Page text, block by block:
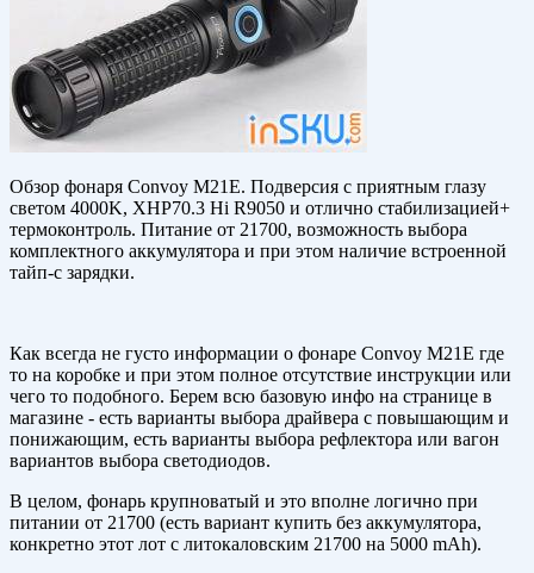
Обзор фонаря Convoy M21E. Подверсия с приятным глазу
светом 4000K, XHP70.3 Hi R9050 и отлично стабилизацией+
термоконтроль. Питание от 21700, возможность выбора
комплектного аккумулятора и при этом наличие встроенной
тайп-с зарядки.
Как всегда не густо информации о фонаре Convoy M21E где
то на коробке и при этом полное отсутствие инструкции или
чего то подобного. Берем всю базовую инфо на странице в
магазине - есть варианты выбора драйвера с повышающим и
понижающим, есть варианты выбора рефлектора или вагон
вариантов выбора светодиодов.
В целом, фонарь крупноватый и это вполне логично при
питании от 21700 (есть вариант купить без аккумулятора,
конкретно этот лот с литокаловским 21700 на 5000 mAh).